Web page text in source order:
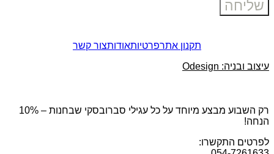
שליחה
תקנון אתרפרטיותאודותצור קשר
עיצוב ובניה: Odesign
רק השבוע מבצע מיוחד על כל עגילי סברובסקי שבחנות – 10%
הנחה!
לפרטים התקשרו: